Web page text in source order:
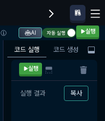
AI 자동 실행 실행
코드 실행 코드 생성
실행
실행 결과 복사